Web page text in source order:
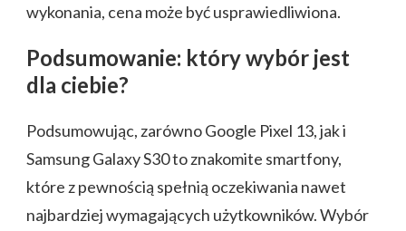
wykonania, cena może być usprawiedliwiona.
Podsumowanie: który wybór jest
dla ciebie?
Podsumowując, zarówno Google Pixel 13, jak i
Samsung Galaxy S30 to znakomite smartfony,
które z pewnością spełnią oczekiwania nawet
najbardziej wymagających użytkowników. Wybór